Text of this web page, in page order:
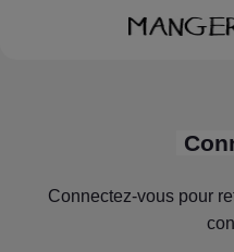
Connectez-vous pour